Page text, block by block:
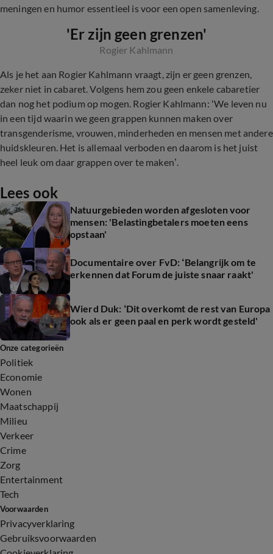
meningen en humor essentieel is voor een open samenleving.
'Er zijn geen grenzen'
Rogier Kahlmann
Als je het aan Rogier Kahlmann vraagt, zijn er geen grenzen,
zeker niet in cabaret. Volgens hem zou geen enkele cabaretier
dan nog het podium op mogen. Rogier Kahlmann: ‘We leven nu
in een tijd waarin we geen grappen kunnen maken over
transgenderisme, vrouwen, minderheden en mensen met andere
huidskleuren. Het is allemaal verboden en daarom is het juist
heel leuk om daar grappen over te maken’.
Lees ook
Natuurgebieden worden afgesloten voor
mensen: 'Belastingbetalers moeten eens
opstaan'
Documentaire over FvD: ‘Belangrijk om te
erkennen dat Forum de juiste snaar raakt'
Wierd Duk: ‘Dit overkomt de rest van Europa
ook als er geen paal en perk wordt gesteld'
Onze categorieën
Politiek
Economie
Wonen
Maatschappij
Milieu
Verkeer
Crime
Zorg
Entertainment
Tech
Voorwaarden
Privacyverklaring
Gebruiksvoorwaarden